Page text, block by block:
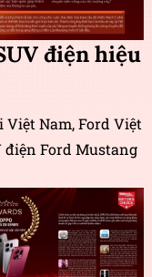
điện hiệu
Nam, Ford Việt
điện Ford Mustang